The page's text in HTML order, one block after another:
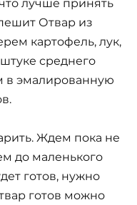
лучше принять
Отвар из
картофель, лук,
среднего
в эмалированную
Ждем пока не
до маленького
готов, нужно
готов можно